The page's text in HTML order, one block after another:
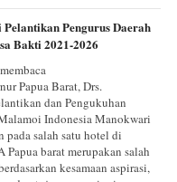
Pengurus Daerah
Bakti 2021-2026
Papua Barat, Drs.
dan Pengukuhan
Indonesia Manokwari
salah satu hotel di
barat merupakan salah
kesamaan aspirasi,